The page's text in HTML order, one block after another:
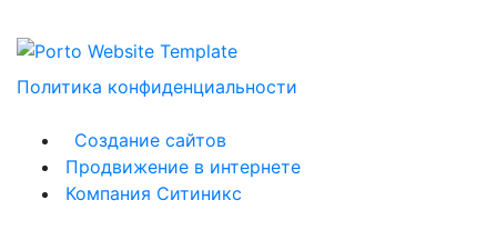
Политика конфиденциальности
Создание сайтов
Продвижение в интернете
Компания Ситиникс